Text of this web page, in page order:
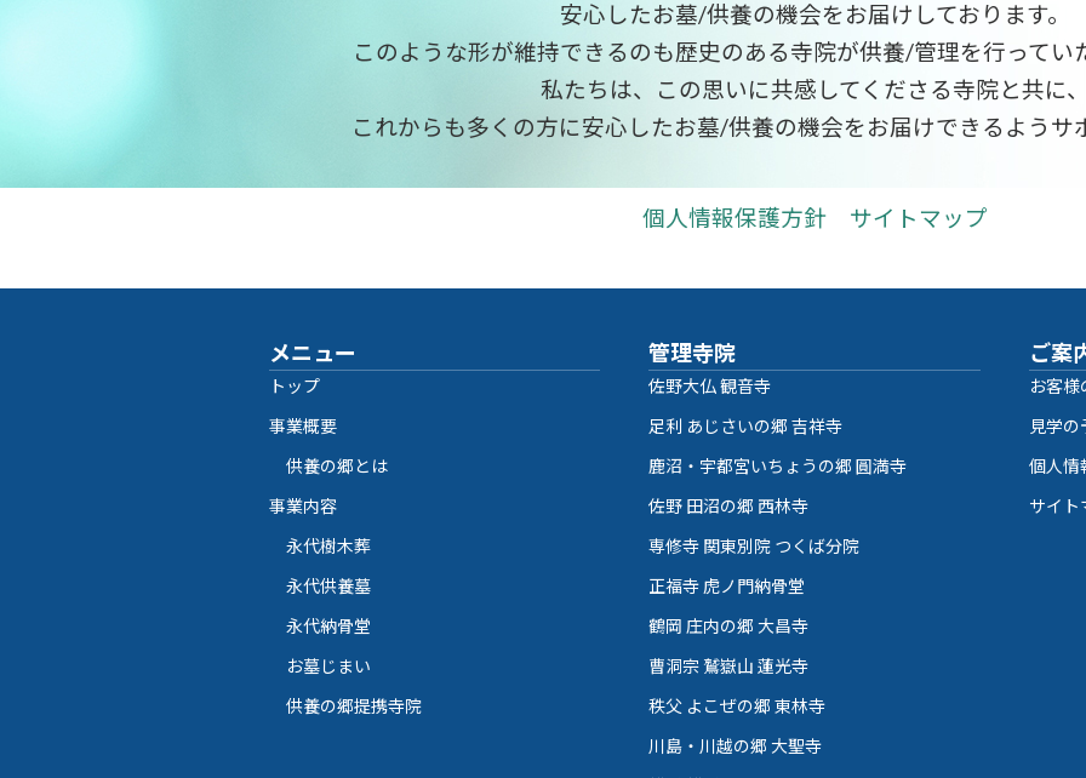
安心したお墓/供養の機会をお届けしております。
このような形が維持できるのも歴史のある寺院が供養/管理を行ってい
私たちは、この思いに共感してくださる寺院と共に
これからも多くの方に安心したお墓/供養の機会をお届けできるようサ
個人情報保護方針 サイトマップ
メニュー
トップ
事業概要
供養の郷とは
事業内容
永代樹木葬
永代供養墓
永代納骨堂
お墓じまい
供養の郷提携寺院
管理寺院
佐野大仏 観音寺
足利 あじさいの郷 吉祥寺
鹿沼・宇都宮いちょうの郷 圓満寺
佐野 田沼の郷 西林寺
専修寺 関東別院 つくば分院
正福寺 虎ノ門納骨堂
鶴岡 庄内の郷 大昌寺
曹洞宗 鷲嶽山 蓮光寺
秩父 よこぜの郷 東林寺
川島・川越の郷 大聖寺
ご案
お客様
見学
個人情
サイト